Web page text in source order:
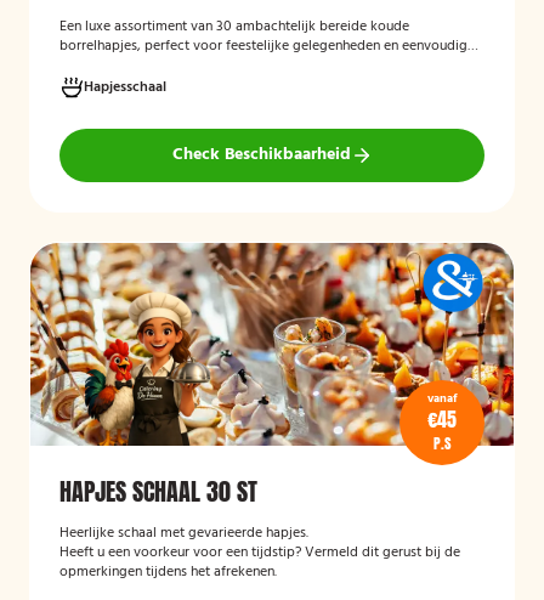
Een luxe assortiment van 30 ambachtelijk bereide koude
borrelhapjes, perfect voor feestelijke gelegenheden en eenvoudig
Hapjesschaal
Check Beschikbaarheid
vanaf
€45
P.S
HAPJES SCHAAL 30 ST
Heerlijke schaal met gevarieerde hapjes.
Heeft u een voorkeur voor een tijdstip? Vermeld dit gerust bij de
opmerkingen tijdens het afrekenen.